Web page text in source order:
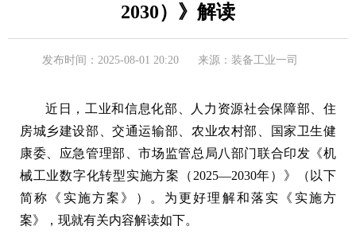
2030）》解读
发布时间：2025-08-01 20:20 来源：装备工业一司
近日，工业和信息化部、人力资源社会保障部、住
房城乡建设部、交通运输部、农业农村部、国家卫生健
康委、应急管理部、市场监管总局八部门联合印发《机
械工业数字化转型实施方案（2025—2030年）》（以下
简称《实施方案》）。为更好理解和落实《实施方
案》，现就有关内容解读如下。